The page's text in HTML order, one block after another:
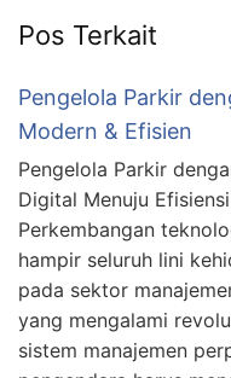
Pos Terkait
Pengelola Parkir
Modern & Efisien
Pengelola Parkir
Digital Menuju
Perkembangan
hampir seluruh lini
pada sektor
yang mengalami
sistem manajemen